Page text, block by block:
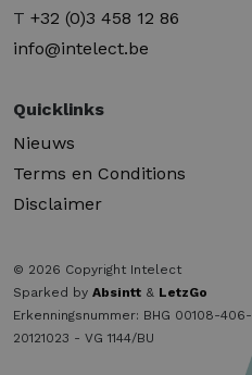
T +32 (0)3 458 12 86
info@intelect.be
Quicklinks
Nieuws
Terms en Conditions
Disclaimer
© 2026 Copyright Intelect
Sparked by Absintt & LetzGo
Erkenningsnummer: BHG 00108-406-
20121023 - VG 1144/BU